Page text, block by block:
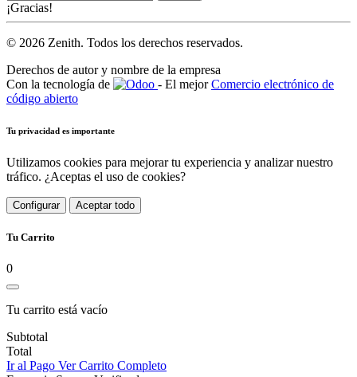
¡Gracias!
© 2026 Zenith. Todos los derechos reservados.
Derechos de autor y nombre de la empresa
Con la tecnología de
- El mejorComercio electrónico de
código abierto
Tu privacidad es importante
Utilizamos cookies para mejorar tu experiencia y analizar nuestro
tráfico. ¿Aceptas el uso de cookies?
Configurar Aceptar todo
Tu Carrito
0
Tu carrito está vacío
Subtotal
Total
Ir al Pago Ver Carrito Completo